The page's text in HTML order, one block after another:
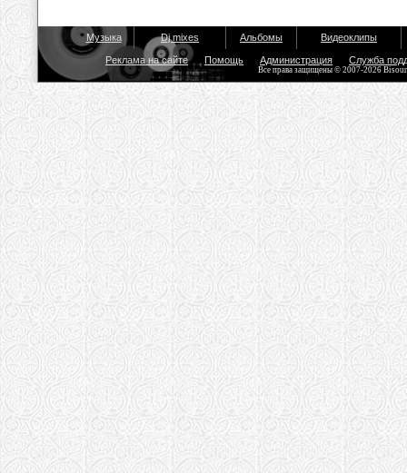
Музыка Dj mixes Альбомы Видеоклипы
Реклама на сайте Помощь Администрация Служба
Все права защищены © 2007-2026